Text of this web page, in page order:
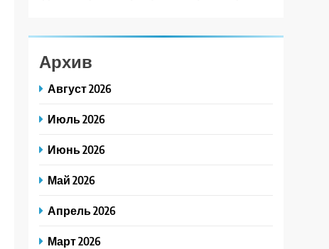
Архив
Август 2026
Июль 2026
Июнь 2026
Май 2026
Апрель 2026
Март 2026